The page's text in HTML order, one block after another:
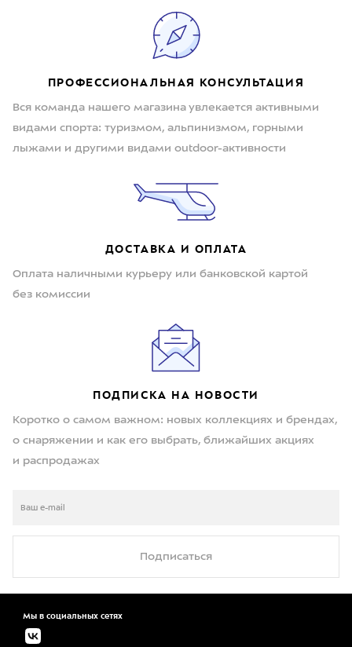
ПРОФЕССИОНАЛЬНАЯ КОНСУЛЬТАЦИЯ
Вся команда нашего магазина увлекается активными
видами спорта: туризмом, альпинизмом, горными
лыжами и другими видами outdoor-активности
ДОСТАВКА И ОПЛАТА
Оплата наличными курьеру или банковской картой
без комиссии
ПОДПИСКА НА НОВОСТИ
Коротко о самом важном: новых коллекциях и брендах,
о снаряжении и как его выбрать, ближайших акциях
и распродажах
Подписаться
Мы в социальных сетях